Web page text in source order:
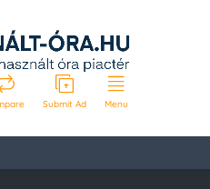
Submit Ad Menu